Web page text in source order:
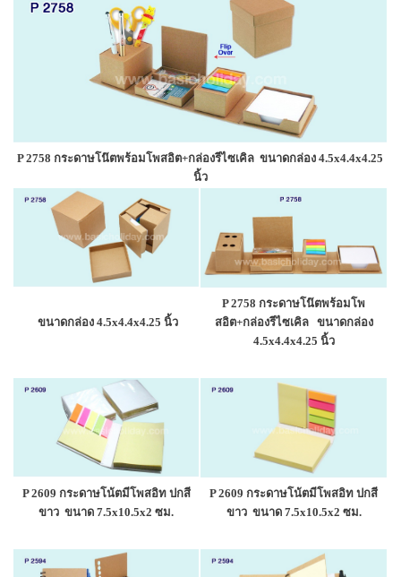
P 2758 กระดาษโน๊ตพร้อมโพสอิต+กล่องรีไซเคิลขนาดกล่อง 4.5x4.4x4.25
นิ้ว
ขนาดกล่อง 4.5x4.4x4.25 นิ้ว
P 2758 กระดาษโน๊ตพร้อมโพ
สอิต+กล่องรีไซเคิล ขนาดกล่อง
4.5x4.4x4.25 นิ้ว
P 2609 กระดาษโน้ตมีโพสอิท ปกสี
ขาว ขนาด 7.5x10.5x2 ซม.
P 2609 กระดาษโน้ตมีโพสอิท ปกสี
ขาว ขนาด 7.5x10.5x2 ซม.